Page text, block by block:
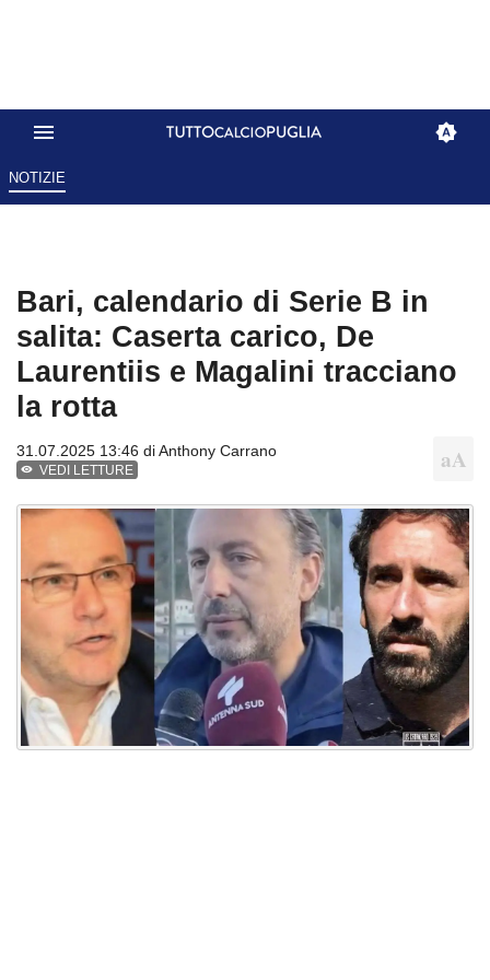
NOTIZIE
Bari, calendario di Serie B in
salita: Caserta carico, De
Laurentiis e Magalini tracciano
la rotta
31.07.2025 13:46 diAnthony Carrano
VEDI LETTURE